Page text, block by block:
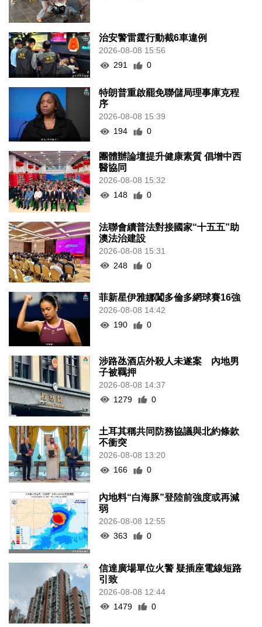
治安警雷霆行動截6車違例
2026-08-08 15:56
291
0
特朗普重啟罷免聯儲局理事庫克程
序
2026-08-08 15:39
194
0
團體辦論壇提升健康素質 倡增中西
醫協同
2026-08-08 15:32
148
0
法聯會續普法對接國家“十五五”助
澳法治建設
2026-08-08 15:31
248
0
菲新星伊雅娜闖多倫多網球賽16強
2026-08-08 14:42
190
0
涉路氹酒店外殺人未遂案 內地男
子被羈押
2026-08-08 14:37
1279
0
土耳其稱共同防務協議與北約條款
不衝突
2026-08-08 13:20
166
0
內地料“白海豚”登陸前強度或再減
弱
2026-08-08 12:55
363
0
信達廣場單位火警 疑插座電線短路
引致
2026-08-08 12:44
1479
0